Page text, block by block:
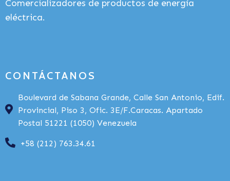
Comercializadores de productos de energía
eléctrica.
CONTÁCTANOS
Boulevard de Sabana Grande, Calle San Antonio, Edif.
Provincial, Piso 3, Ofic. 3E/F.Caracas. Apartado
Postal 51221 (1050) Venezuela
+58 (212) 763.34.61